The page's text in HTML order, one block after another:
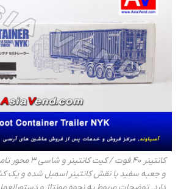
کانتینر 40 فوت /
و جعبه سفید با نقش کانتینر اسمبل شده و یک